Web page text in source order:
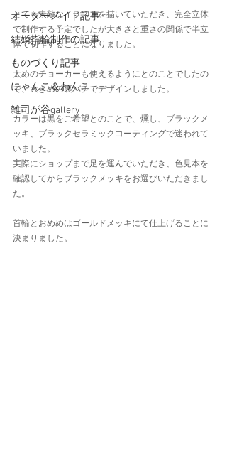
オーダーメイド記事
結婚指輪制作の記事
ものづくり記事
にゃんこ＆わんこ
雑司が谷gallery
とても素敵なイラストを描いていただき、完全立体
で制作する予定でしたが大きさと重さの関係で半立
体で制作することになりました。
太めのチョーカーも使えるようにとのことでしたの
で、大きめの裏バチでデザインしました。
カラーは黒をご希望とのことで、燻し、ブラックメ
ッキ、ブラックセラミックコーティングで迷われて
いました。
実際にショップまで足を運んでいただき、色見本を
確認してからブラックメッキをお選びいただきまし
た。
首輪とおめめはゴールドメッキにて仕上げることに
決まりました。